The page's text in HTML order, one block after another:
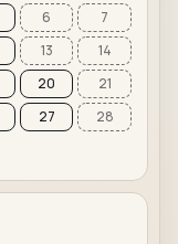
6
7
13
14
20
21
27
28